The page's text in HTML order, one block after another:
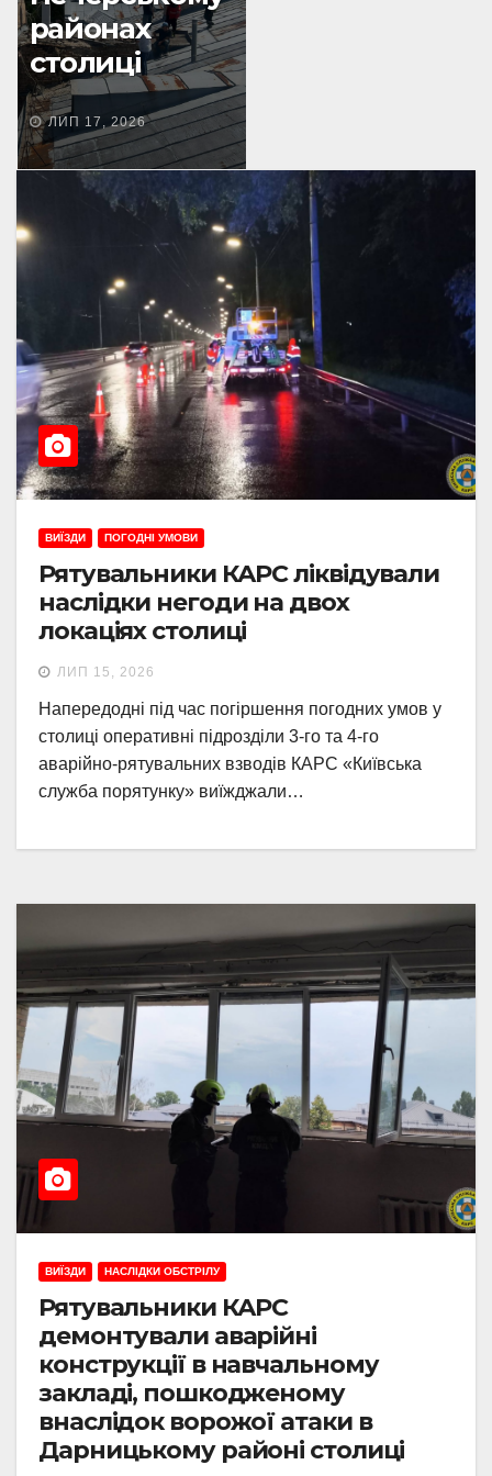
районах
столиці
ЛИП 17, 2026
ВИЇЗДИ ПОГОДНІ УМОВИ
Рятувальники КАРС ліквідували
наслідки негоди на двох
локаціях столиці
ЛИП 15, 2026
Напередодні під час погіршення погодних умов у
столиці оперативні підрозділи 3-го та 4-го
аварійно-рятувальних взводів КАРС «Київська
служба порятунку» виїжджали…
ВИЇЗДИ НАСЛІДКИ ОБСТРІЛУ
Рятувальники КАРС
демонтували аварійні
конструкції в навчальному
закладі, пошкодженому
внаслідок ворожої атаки в
Дарницькому районі столиці